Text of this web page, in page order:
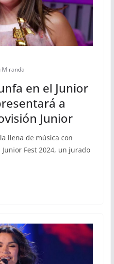
Miranda
en el Junior
a
Junior
llena de música con
Fest 2024, un jurado